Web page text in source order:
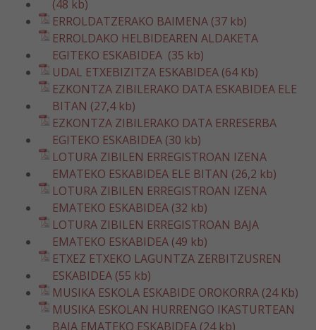
(48 kb)
ERROLDATZERAKO BAIMENA (37 kb)
ERROLDAKO HELBIDEAREN ALDAKETA
EGITEKO ESKABIDEA (35 kb)
UDAL ETXEBIZITZA ESKABIDEA (64 Kb)
EZKONTZA ZIBILERAKO DATA ESKABIDEA ELE
BITAN (27,4 kb)
EZKONTZA ZIBILERAKO DATA ERRESERBA
EGITEKO ESKABIDEA (30 kb)
LOTURA ZIBILEN ERREGISTROAN IZENA
EMATEKO ESKABIDEA ELE BITAN (26,2 kb)
LOTURA ZIBILEN ERREGISTROAN IZENA
EMATEKO ESKABIDEA (32 kb)
LOTURA ZIBILEN ERREGISTROAN BAJA
EMATEKO ESKABIDEA (49 kb)
ETXEZ ETXEKO LAGUNTZA ZERBITZUSREN
ESKABIDEA (55 kb)
MUSIKA ESKOLA ESKABIDE OROKORRA (24 Kb)
MUSIKA ESKOLAN HURRENGO IKASTURTEAN
BAJA EMATEKO ESKABIDEA (24 kb)